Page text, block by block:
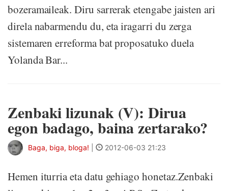
bozeramaileak. Diru sarrerak etengabe jaisten ari
direla nabarmendu du, eta iragarri du zerga
sistemaren erreforma bat proposatuko duela
Yolanda Bar...
Zenbaki lizunak (V): Dirua
egon badago, baina zertarako?
Baga, biga, bloga! 2012-06-03 21:23
Hemen iturria eta datu gehiago honetaz.Zenbaki